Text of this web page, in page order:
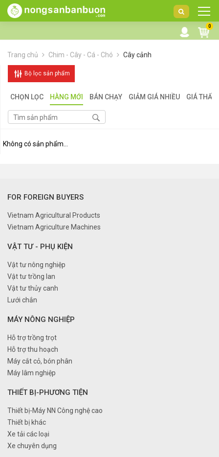
0
DANH
MỤC
Trang chủ Chim - Cây - Cá - Chó Cây cảnh
Bộ lọc sản phẩm
CHỌN LỌC HÀNG MỚI BÁN CHẠY GIẢM GIÁ NHIỀU GIÁ THẤP
Không có sản phẩm...
FOR FOREIGN BUYERS
Vietnam Agricultural Products
Vietnam Agriculture Machines
VẬT TƯ - PHỤ KIỆN
Vật tư nông nghiệp
Vật tư trồng lan
Vật tư thủy canh
Lưới chắn
MÁY NÔNG NGHIỆP
Hỗ trợ trồng trọt
Hỗ trợ thu hoạch
Máy cắt cỏ, bón phân
Máy lâm nghiệp
THIẾT BỊ-PHƯƠNG TIỆN
Thiết bị-Máy NN Công nghệ cao
Thiết bị khác
Xe tải các loại
Xe chuyên dụng